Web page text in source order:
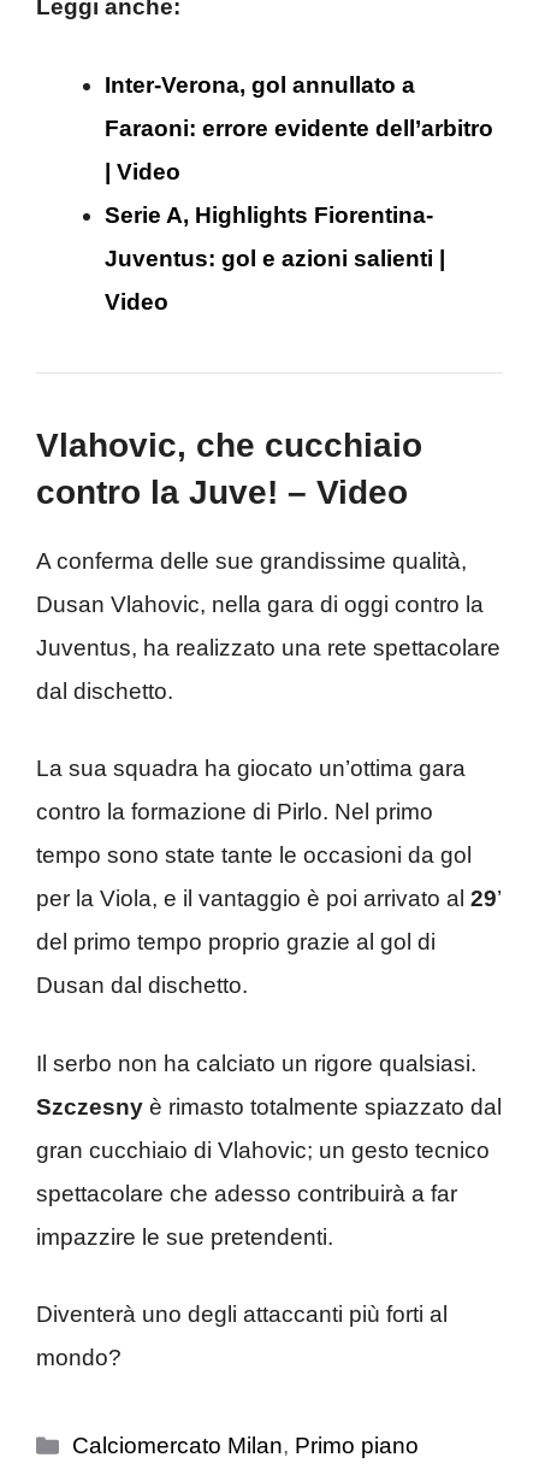
Leggi anche:
Inter-Verona, gol annullato a
Faraoni: errore evidente dell’arbitro
| Video
Serie A, Highlights Fiorentina-
Juventus: gol e azioni salienti |
Video
Vlahovic, che cucchiaio
contro la Juve! – Video
A conferma delle sue grandissime qualità,
Dusan Vlahovic, nella gara di oggi contro la
Juventus, ha realizzato una rete spettacolare
dal dischetto.
La sua squadra ha giocato un’ottima gara
contro la formazione di Pirlo. Nel primo
tempo sono state tante le occasioni da gol
per la Viola, e il vantaggio è poi arrivato al 29’
del primo tempo proprio grazie al gol di
Dusan dal dischetto.
Il serbo non ha calciato un rigore qualsiasi.
Szczesny è rimasto totalmente spiazzato dal
gran cucchiaio di Vlahovic; un gesto tecnico
spettacolare che adesso contribuirà a far
impazzire le sue pretendenti.
Diventerà uno degli attaccanti più forti al
mondo?
Categorie
Calciomercato Milan, Primo piano